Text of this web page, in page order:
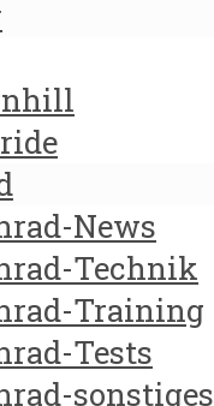
News
Technik
Training
Tests
sonstiges